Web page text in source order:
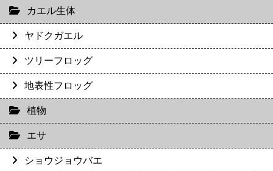
カエル生体
ヤドクガエル
ツリーフロッグ
地表性フロッグ
植物
エサ
ショウジョウバエ